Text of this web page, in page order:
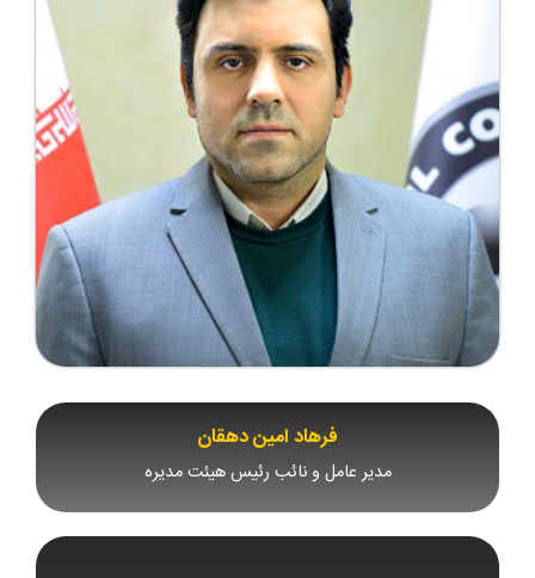
فرهاد امین دهقان
مدیر عامل و نائب رئیس هیئت مدیره